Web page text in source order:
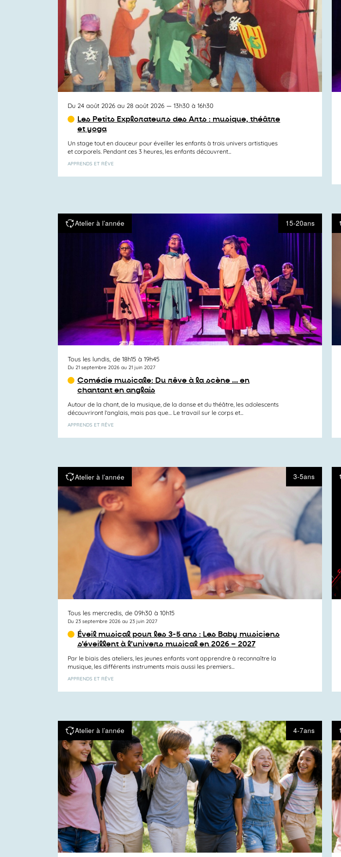
Activités
Du 24 août 2026 au 28 août 2026 — 13h30 à 16h30
Les Petits Explorateurs des Arts : musique, théâtre
et yoga
Un stage tout en douceur pour éveiller les enfants à trois univers artistiques
et corporels. Pendant ces 3 heures, les enfants découvrent...
APPRENDS ET RÊVE
Atelier à l’année 15-20ans
Tous les lundis, de 18h15 à 19h45
Du 21 septembre 2026 au 21 juin 2027
Comédie musicale: Du rêve à la scène … en
chantant en anglais
Autour de la chant, de la musique, de la danse et du théâtre, les adolescents
découvriront l’anglais, mais pas que… Le travail sur le corps et...
APPRENDS ET RÊVE
Atelier à l’année 3-5ans
Tous les mercredis, de 09h30 à 10h15
Du 23 septembre 2026 au 23 juin 2027
Éveil musical pour les 3-5 ans : Les Baby musiciens
s’éveillent à l’univers musical en 2026 – 2027
Par le biais des ateliers, les jeunes enfants vont apprendre à reconnaître la
musique, les différents instruments mais aussi les premiers...
APPRENDS ET RÊVE
Atelier à l’année 4-7ans